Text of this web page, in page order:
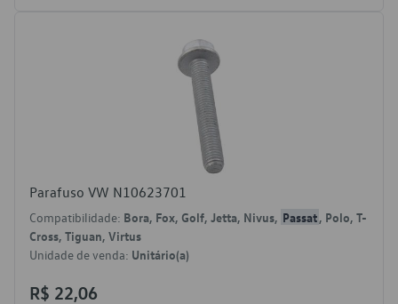
Parafuso VW N10623701
Compatibilidade: Bora, Fox, Golf, Jetta, Nivus, Passat, Polo, T-
Cross, Tiguan, Virtus
Unidade de venda: Unitário(a)
R$ 22,06